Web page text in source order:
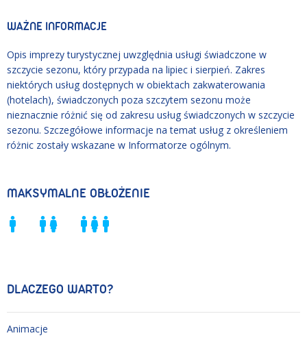
WAŻNE INFORMACJE
Opis imprezy turystycznej uwzględnia usługi świadczone w
szczycie sezonu, który przypada na lipiec i sierpień. Zakres
niektórych usług dostępnych w obiektach zakwaterowania
(hotelach), świadczonych poza szczytem sezonu może
nieznacznie różnić się od zakresu usług świadczonych w szczycie
sezonu. Szczegółowe informacje na temat usług z określeniem
różnic zostały wskazane w Informatorze ogólnym.
MAKSYMALNE OBŁOŻENIE
DLACZEGO WARTO?
Animacje